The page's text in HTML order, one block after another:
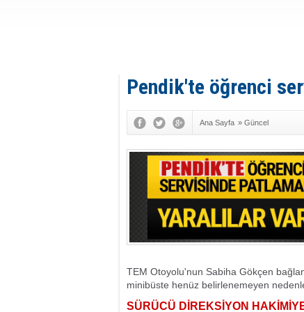
Pendik'te öğrenci
Ana Sayfa » Güncel
TEM Otoyolu'nun Sabiha Gökçen
minibüste henüz belirlenemeyen
SÜRÜCÜ DİREKSİYON